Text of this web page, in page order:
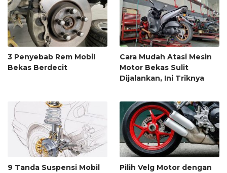
3 Penyebab Rem Mobil
Bekas Berdecit
Cara Mudah Atasi Mesin
Motor Bekas Sulit
Dijalankan, Ini Triknya
9 Tanda Suspensi Mobil
Pilih Velg Motor dengan